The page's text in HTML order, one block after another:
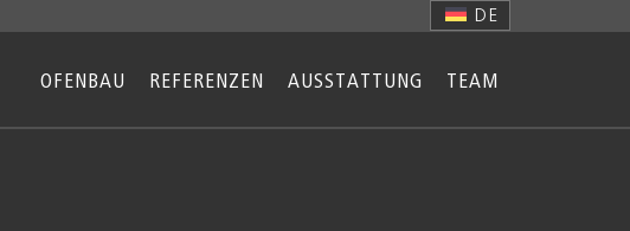
DE
OFENBAU REFERENZEN AUSSTATTUNG TEAM